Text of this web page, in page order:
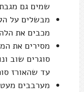
שמים גם
מכבים את
מסירים את
עד שהאורז
מערבבים